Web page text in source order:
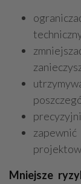
Mniejsze